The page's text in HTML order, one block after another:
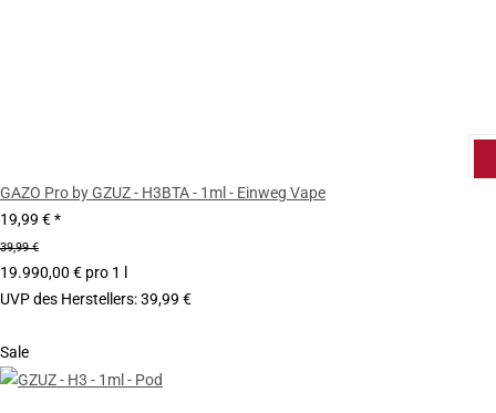
GAZO Pro by GZUZ - H3BTA - 1ml - Einweg Vape
19,99 €*
39,99 €
19.990,00 € pro 1 l
UVP des Herstellers:39,99 €
Sale